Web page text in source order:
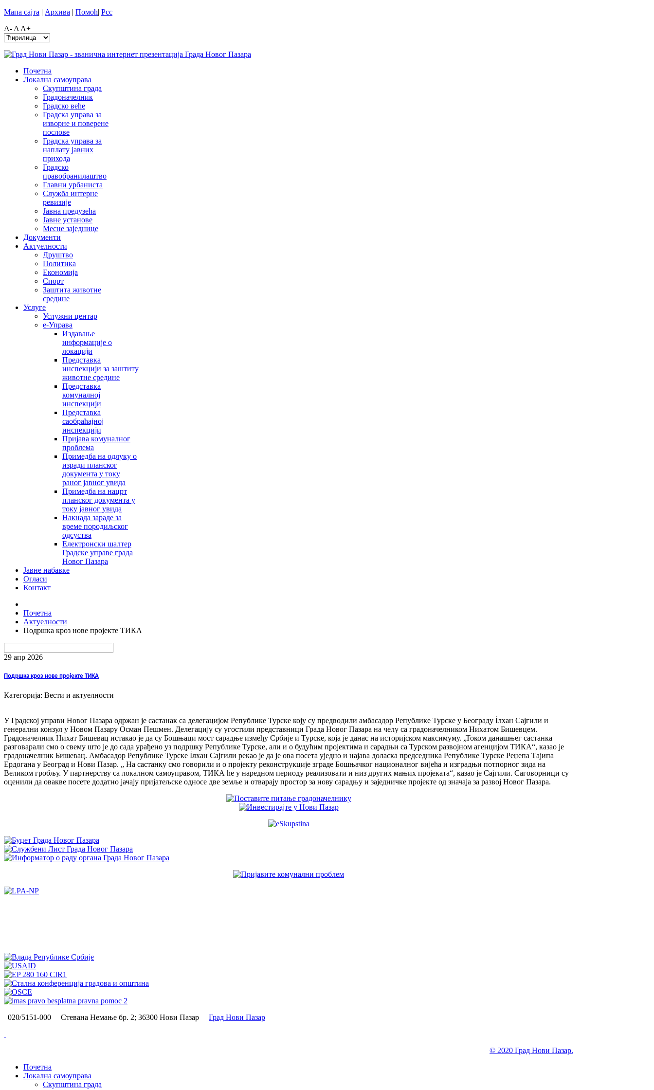
Мапа сајта | Архива | Помоћ| Рсс
A- A A+
Почетна
Локална самоуправа
Скупштина града
Градоначелник
Градско веће
Градска управа за
изворне и поверене
послове
Градска управа за
наплату јавних
прихода
Градско
правобранилаштво
Главни урбаниста
Служба интерне
ревизије
Јавна предузећа
Јавне установе
Месне заједнице
Документи
Актуелности
Друштво
Политика
Економија
Спорт
Заштита животне
средине
Услуге
Услужни центар
е-Управа
Издавање
информације о
локацији
Представка
инспекцији за заштиту
животне средине
Представка
комуналној
инспекцији
Представка
саобраћајној
инспекцији
Пријава комуналног
проблема
Примедба на одлуку о
изради планског
документа у току
раног јавног увида
Примедба на нацрт
планског документа у
току јавног увида
Накнада зараде за
време породиљског
одсуства
Електронски шалтер
Градске управе града
Новог Пазара
Јавне набавке
Огласи
Контакт
Почетна
Актуелности
Подршка кроз нове пројекте ТИКА
29 апр 2026
Подршка кроз нове пројекте ТИКА
Категорија: Вести и актуелности
У Градској управи Новог Пазара одржан је састанак са делегацијом Републике Турске коју су предводили амбасадор Републике Турске у Београду İлхан Сајгили и
генерални конзул у Новом Пазару Осман Пешмен. Делегацију су угостили представници Града Новог Пазара на челу са градоначелником Нихатом Бишевцем.
Градоначелник Нихат Бишевац истакао је да су Бошњаци мост сарадње између Србије и Турске, која је данас на историјском максимуму. „Током данашњег састанка
разговарали смо о свему што је до сада урађено уз подршку Републике Турске, али и о будућим пројектима и сарадњи са Турском развојном агенцијом ТИКА“, казао је
градоначелник Бишевац. Амбасадор Републике Турске İлхан Сајгили рекао је да је ова посета уједно и најава доласка председника Републике Турске Реџепа Тајипа
Ердогана у Београд и Нови Пазар. „ На састанку смо говорили и о пројекту реконструкције зграде Бошњачког националног вијећа и изградњи потпорног зида на
Великом гробљу. У партнерству са локалном самоуправом, ТИКА ће у наредном периоду реализовати и низ других мањих пројеката“, казао је Сајгили. Саговорници су
оценили да овакве посете додатно јачају пријатељске односе две земље и отварају простор за нову сарадњу и заједничке пројекте од значаја за развој Новог Пазара.
020/5151-000 Стевана Немање бр. 2; 36300 Нови Пазар Град Нови Пазар
© 2020 Град Нови Пазар.
Почетна
Локална самоуправа
Скупштина града